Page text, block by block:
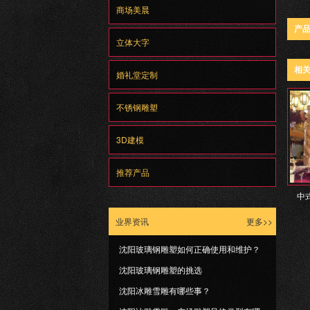
产
相
中
商场美晨
立体大字
婚礼堂定制
不锈钢雕塑
3D建模
推荐产品
更多>>
业界资讯
沈阳玻璃钢雕塑如何正确使用和维护？
沈阳玻璃钢雕塑的挑选
沈阳冰雕雪雕有哪些事？